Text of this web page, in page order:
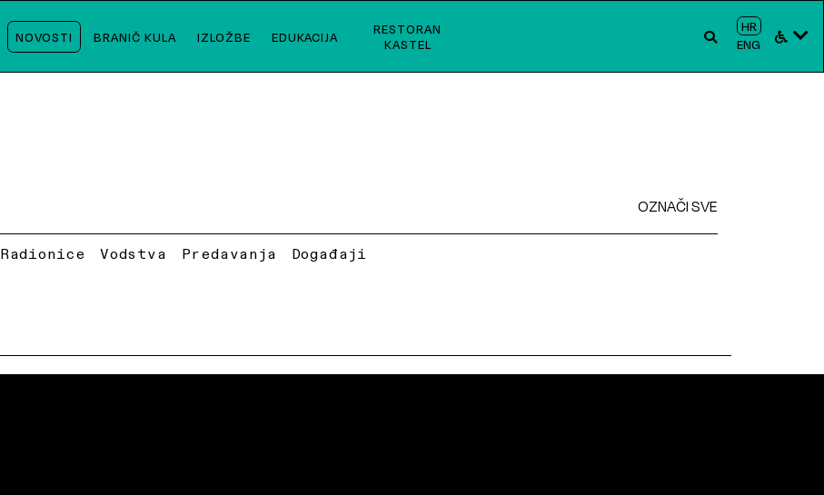
NOVOSTI BRANIČ KULA IZLOŽBE EDUKACIJA
RESTORAN
KASTEL
HR
ENG
OZNAČI SVE
Radionice Vodstva Predavanja Događaji